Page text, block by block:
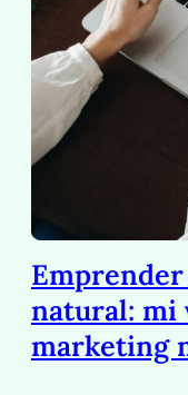
natural: mi
marketing